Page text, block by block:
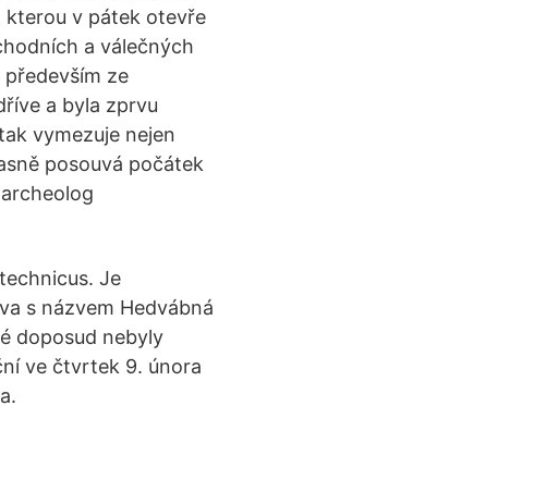
kterou v pátek otevře
a válečných
ze
a byla zprvu
vymezuje nejen
posouvá počátek
Je
s názvem Hedvábná
doposud nebyly
ve čtvrtek 9. února